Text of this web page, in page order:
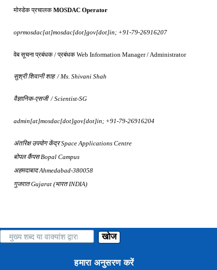
मोस्डेक प्रचालक MOSDAC Operator
oprmosdac[at]mosdac[dot]gov[dot]in ; +91-79-26916207
वेब सूचना प्रबंधक /प्रबंधक Web Information Manager / Administrator
सुश्री शिवानी शाह / Ms. Shivani Shah
वैज्ञानिक-एसजी / Scientist-SG
admin[at]mosdac[dot]gov[dot]in; +91-79-26916204
अंतरिक्ष उपयोग केंद्रSpace Applications Centre
बोपल कैंपसBopal Campus
अहमदाबादAhmedabad-380058
गुजरातGujarat (भारतINDIA)
खोज
हमारा अनुसरण करें